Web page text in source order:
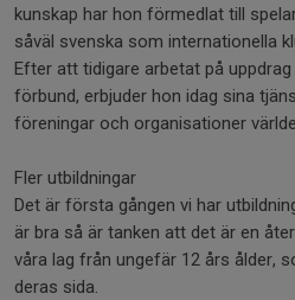
kunskap har hon förmedlat till
såväl svenska som internationella
Efter att tidigare arbetat på
förbund, erbjuder hon idag sina
föreningar och organisationer
Fler utbildningar
Det är första gången vi har
är bra så är tanken att det är en
våra lag från ungefär 12 års ålder,
deras sida.